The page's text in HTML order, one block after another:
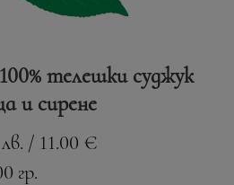
телешки суджук
и сирене
лв. / 11.00 €
гр.